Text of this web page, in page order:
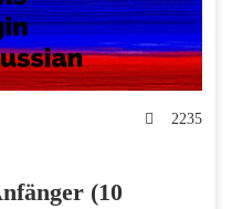
2235
(10